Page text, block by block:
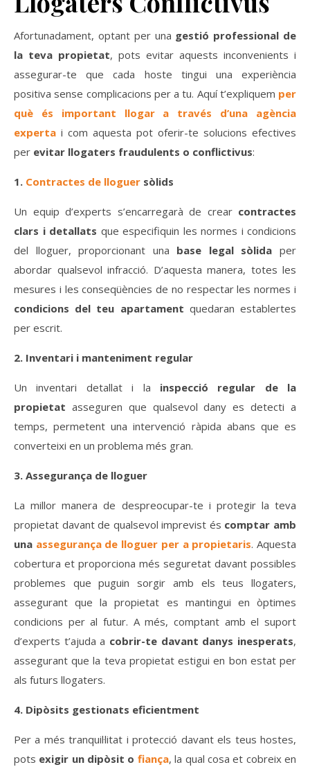
Afortunadament, optant per una gestió professional de
la teva propietat, pots evitar aquests inconvenients i
assegurar-te que cada hoste tingui una experiència
positiva sense complicacions per a tu. Aquí t’expliquem per
què és important llogar a través d’una agència
experta i com aquesta pot oferir-te solucions efectives
per evitar llogaters fraudulents o conflictivus:
1. Contractes de lloguer sòlids
Un equip d’experts s’encarregarà de crear contractes
clars i detallats que especifiquin les normes i condicions
del lloguer, proporcionant una base legal sòlida per
abordar qualsevol infracció. D’aquesta manera, totes les
mesures i les conseqüències de no respectar les normes i
condicions del teu apartament quedaran establertes
per escrit.
2. Inventari i manteniment regular
Un inventari detallat i la inspecció regular de la
propietat asseguren que qualsevol dany es detecti a
temps, permetent una intervenció ràpida abans que es
converteixi en un problema més gran.
3. Assegurança de lloguer
La millor manera de despreocupar-te i protegir la teva
propietat davant de qualsevol imprevist és comptar amb
una assegurança de lloguer per a propietaris. Aquesta
cobertura et proporciona més seguretat davant possibles
problemes que puguin sorgir amb els teus llogaters,
assegurant que la propietat es mantingui en òptimes
condicions per al futur. A més, comptant amb el suport
d’experts t’ajuda a cobrir-te davant danys inesperats,
assegurant que la teva propietat estigui en bon estat per
als futurs llogaters.
4. Dipòsits gestionats eficientment
Per a més tranquil·litat i protecció davant els teus hostes,
pots exigir un dipòsit o fiança, la qual cosa et cobreix en